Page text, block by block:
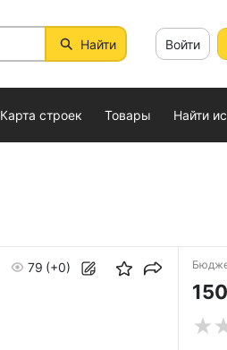
Найти Войти
Карта строек Товары Найти
79 (+0)